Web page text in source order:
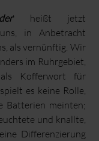
' heißt jetzt
in Anbetracht
als vernünftig. Wir
im Ruhrgebiet,
Kofferwort für
es keine Rolle,
Batterien meinten;
und knallte,
Differenzierung